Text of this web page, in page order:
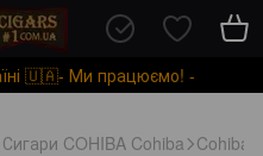
🇺🇦- Ми працюємо! -
Сигари COHIBA Cohiba Cohiba